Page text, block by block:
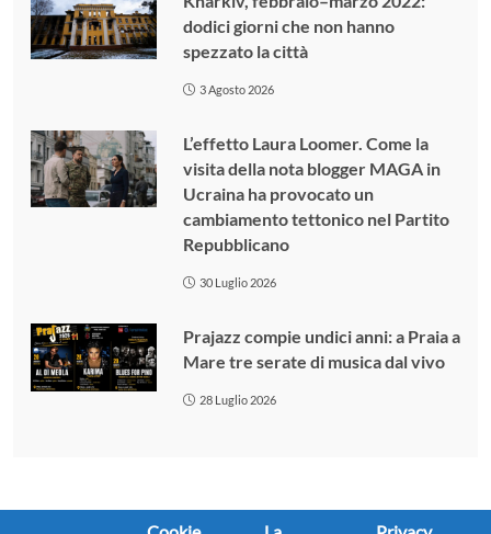
dodici giorni che non hanno
spezzato la città
3 Agosto 2026
L’effetto Laura Loomer. Come la
visita della nota blogger MAGA in
Ucraina ha provocato un
cambiamento tettonico nel Partito
Repubblicano
30 Luglio 2026
Prajazz compie undici anni: a Praia a
Mare tre serate di musica dal vivo
28 Luglio 2026